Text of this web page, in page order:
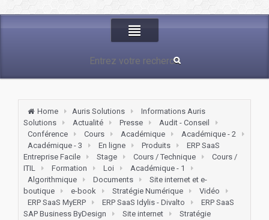
Home Auris Solutions
Informations Auris
Solutions
Actualité Presse
Audit - Conseil
Conférence
Cours Académique
Académique - 2
Académique - 3
En ligne Produits
ERP SaaS
Entreprise Facile
Stage Cours / Technique
Cours /
ITIL
Formation Loi
Académique - 1
Algorithmique
Documents
Site internet et e-
boutique
e-book Stratégie Numérique
Vidéo
ERP SaaS MyERP
ERP SaaS Idylis - Divalto
ERP SaaS
SAP Business ByDesign
Site internet
Stratégie